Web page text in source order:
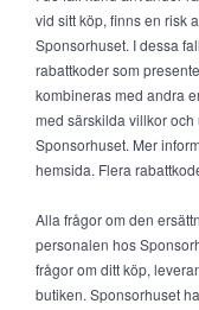
vid sitt köp, finns en risk
Sponsorhuset. I dessa
rabattkoder som
kombineras med andra
med särskilda villkor
Sponsorhuset. Mer
hemsida. Flera
Alla frågor om den
personalen hos
frågor om ditt köp,
butiken. Sponsorhuset